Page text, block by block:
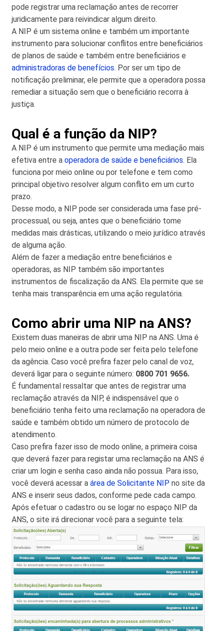
pode registrar uma reclamação antes de recorrer
juridicamente para reivindicar algum direito.
A NIP é um sistema online e também um importante
instrumento para solucionar conflitos entre beneficiários
de planos de saúde e também entre beneficiários e
administradoras de benefícios. Por ser um tipo de
notificação preliminar, ele permite que a operadora possa
remediar a situação sem que o beneficiário recorra à
justiça.
Qual é a função da NIP?
A NIP é um instrumento que permite uma mediação mais
efetiva entre a operadora de saúde e beneficiários. Ela
funciona por meio online ou por telefone e tem como
principal objetivo resolver algum conflito em um curto
prazo.
Desse modo, a NIP pode ser considerada uma fase pré-
processual, ou seja, antes que o beneficiário tome
medidas mais drásticas, utilizando o meio jurídico através
de alguma ação.
Além de fazer a mediação entre beneficiários e
operadoras, as NIP também são importantes
instrumentos de fiscalização da ANS. Ela permite que se
tenha mais transparência em uma ação regulatória.
Como abrir uma NIP na ANS?
Existem duas maneiras de abrir uma NIP na ANS. Uma é
pelo meio online e a outra pode ser feita pelo telefone
da agência. Caso você prefira fazer pelo canal de voz,
deverá ligar para o seguinte número: 0800 701 9656.
É fundamental ressaltar que antes de registrar uma
reclamação através da NIP, é indispensável que o
beneficiário tenha feito uma reclamação na operadora de
saúde e também obtido um número de protocolo de
atendimento.
Caso prefira fazer isso de modo online, a primeira coisa
que deverá fazer para registar uma reclamação na ANS é
criar um login e senha caso ainda não possua. Para isso,
você deverá acessar a área de Solicitante NIP no site da
ANS e inserir seus dados, conforme pede cada campo.
Após efetuar o cadastro ou se logar no espaço NIP da
ANS, o site irá direcionar você para a seguinte tela: